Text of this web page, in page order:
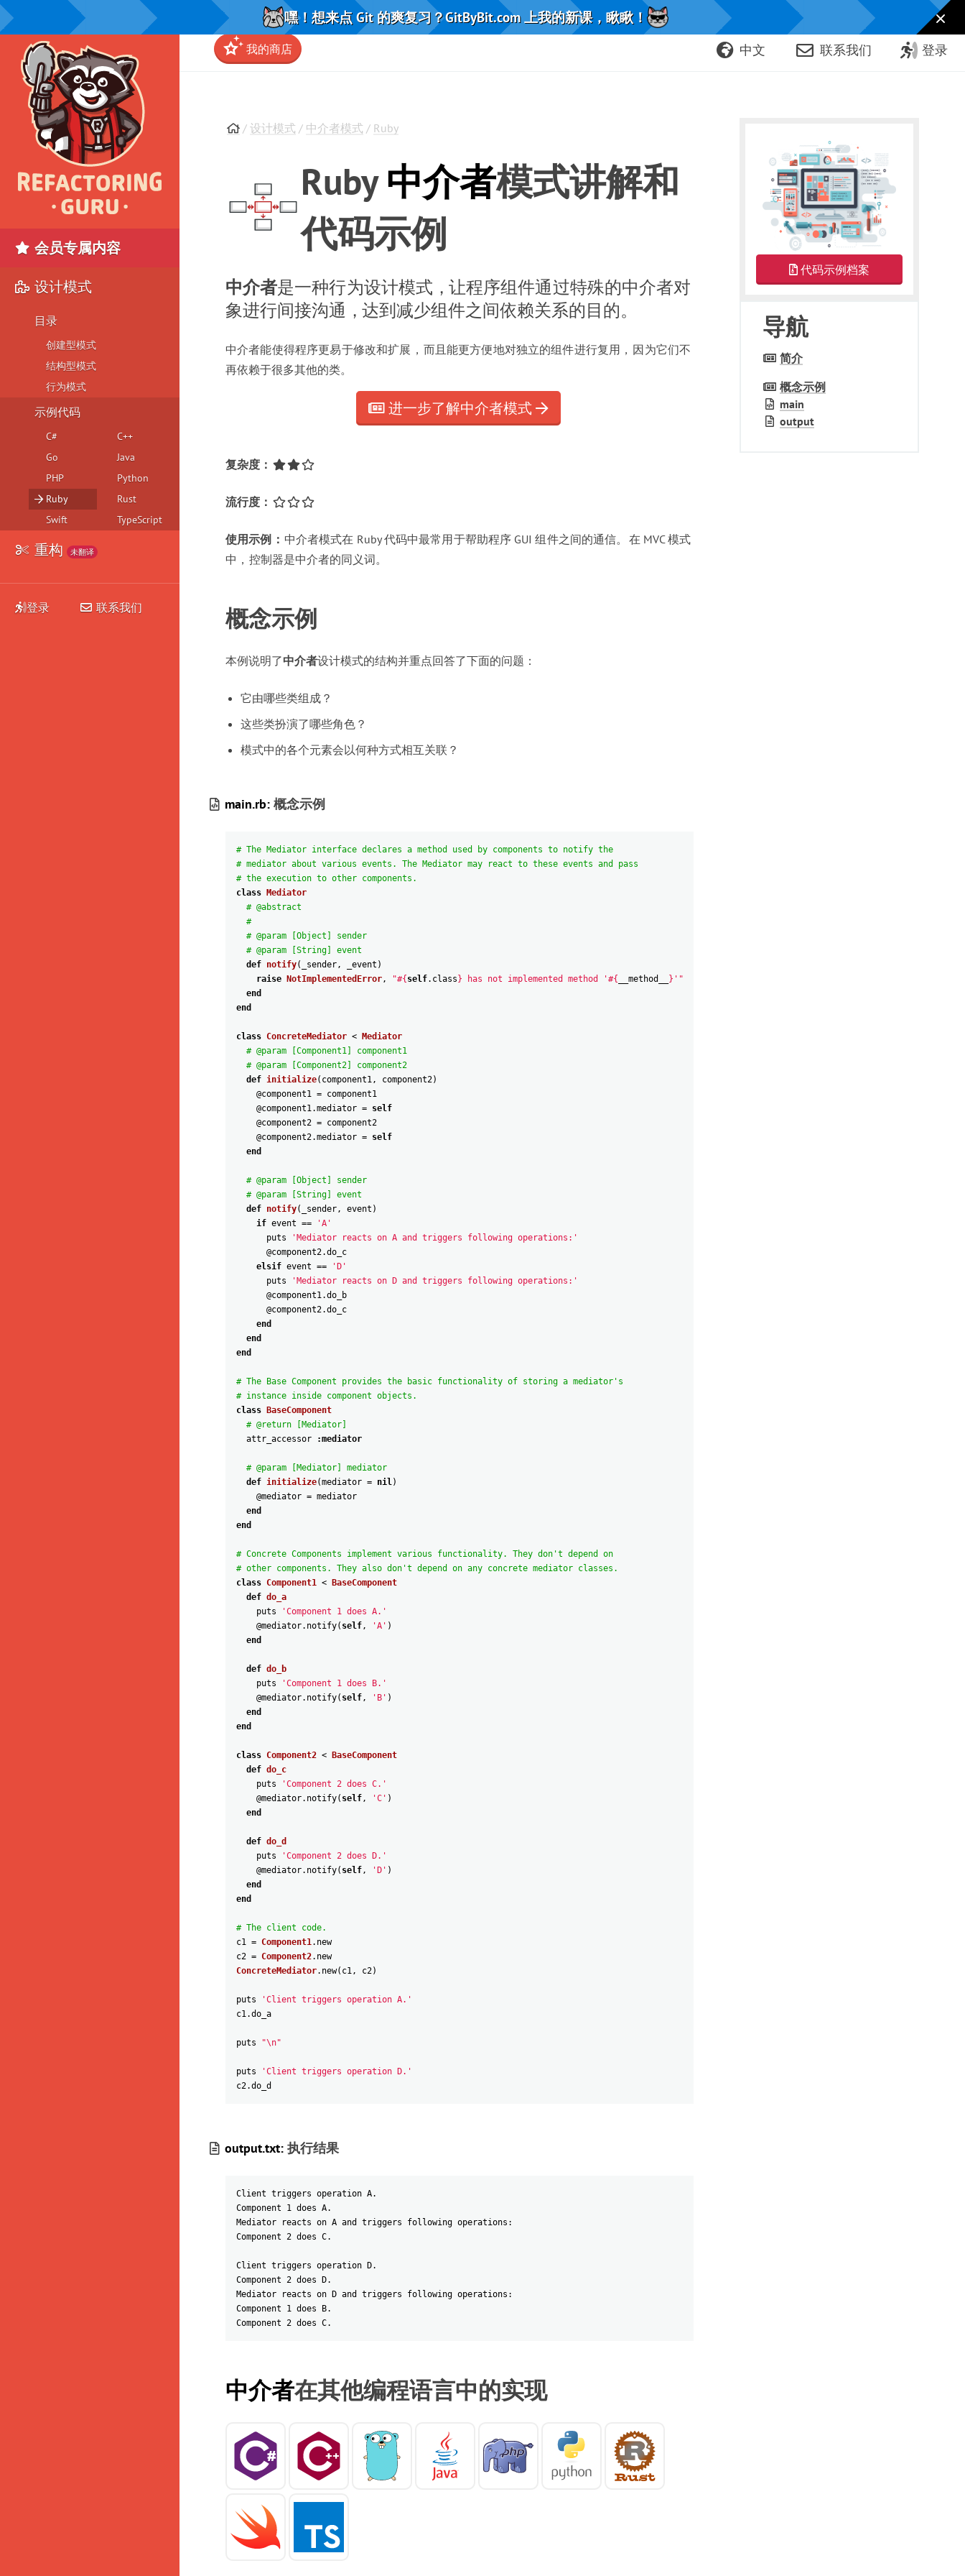
嘿！想来点 Git 的爽复习？GitByBit.com 上我的新课，瞅瞅！
/ 设计模式 / 中介者模式 / Ruby
Ruby中介者模式讲解和
代码示例
中介者是一种行为设计模式
让程序组件通过特殊的中介者对
象进行间接沟通
达到减少组件之间依赖关系的目的。
中介者能使得程序更易于修改和扩展 而且能更方便地对独立的组件进行复用
因为它们不
再依赖于很多其他的类。
进一步了解中介者模式
复杂度
流行度
使用示例 中介者模式在 Ruby 代码中最常用于帮助程序 GUI 组件之间的通信。
在 MVC 模式
中
控制器是中介者的同义词。
概念示例
本例说明了中介者设计模式的结构并重点回答了下面的问题
它由哪些类组成 ？
这些类扮演了哪些角色 ？
模式中的各个元素会以何种方式相互关联 ？
main.rb:概念示例
# The Mediator interface declares a method used by components to notify the
# mediator about various events. The Mediator may react to these events and pass
# the execution to other components.
class
Mediator
# @abstract
#
# @param [Object] sender
# @param [String] event
def notify( _sender, _event )
raise
NotImplementedError, "#{ self. class } has not implemented method '#{ __method__
}'"
end
end
class ConcreteMediator <
Mediator
# @param [Component1] component1
# @param [Component2] component2
def initialize( component1, component2)
@component1 = component1
@component1.mediator = self
@component2 = component2
@component2.mediator = self
end
# @param [Object] sender
# @param [String] event
def notify( _sender, event )
if event ==
'A'
puts
'Mediator reacts on A and triggers following operations:'
@component2.do_c
elsif event ==
'D'
puts
'Mediator reacts on D and triggers following operations:'
@component1.do_b
@component2.do_c
end
end
end
# The Base Component provides the basic functionality of storing a mediator's
# instance inside component objects.
class
BaseComponent
# @return [Mediator]
attr_accessor
:mediator
# @param [Mediator] mediator
def initialize(mediator = nil)
@mediator = mediator
end
end
# Concrete Components implement various functionality. They don't depend on
# other components. They also don't depend on any concrete mediator classes.
class Component1 <
BaseComponent
def do_a
puts
'Component 1 does A.'
@mediator. notify( self, 'A' )
end
def do_b
puts
'Component 1 does B.'
@mediator. notify( self, 'B' )
end
end
class Component2 <
BaseComponent
def do_c
puts
'Component 2 does C.'
@mediator. notify( self, 'C' )
end
def do_d
puts
'Component 2 does D.'
@mediator. notify( self, 'D' )
end
end
# The client code.
c1 = Component1. new
c2 = Component2. new
ConcreteMediator. new( c1, c2)
puts
'Client triggers operation A.'
c1.do_a
puts "\n"
puts
'Client triggers operation D.'
c2.do_d
output.txt:执行结果
Client triggers operation A.
Component 1 does A.
Mediator reacts on A and triggers following operations:
Component 2 does C.
Client triggers operation D.
Component 2 does D.
Mediator reacts on D and triggers following operations:
Component 1 does B.
Component 2 does C.
中介者在其他编程语言中的实现
代码示例档案
购买电子书《深入设计模
式》，获取几十个可以直接在
了解更多……
导航
简介
概念示例
main
output
会员专属内容
设计模式
目录
创建型模式
结构型模式
行为模式
示例代码
C#
C++
Go
Java
PHP
Python
Ruby
Rust
Swift
TypeScript
重构 未翻译
登录 联系我们
我的商店 中文 联系我们 登录